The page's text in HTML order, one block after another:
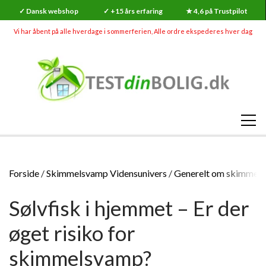
✓ Dansk webshop ✓ +15 års erfaring ★ 4,6 på Trustpilot
Vi har åbent på alle hverdage i sommerferien, Alle ordre ekspederes hver dag
SHOP
RADONMÅLINGER
RADONMÅLING - KORTTID (7-14 DAGE)
SKIMMELSVAMP
GØR-DET-SELV SKIMMELSVAMP TESTS
INDEKLIMA
SKADEDYR (MEGA UDSALG)
RADON
HVAD ER RADON?
Forside Skimmelsvamp Vidensunivers Generelt om
Sølvfisk i hjemmet – Er der
øget risiko for
skimmelsvamp?